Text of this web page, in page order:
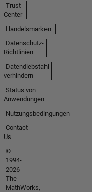
Trust
Center
Handelsmarken
Datenschutz-
Richtlinien
Datendiebstahl
verhindern
Status von
Anwendungen
Nutzungsbedingungen
Contact
Us
©
1994-
2026
The
MathWorks,